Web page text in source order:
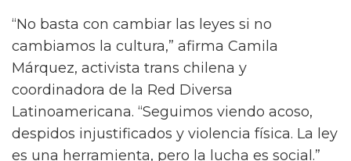
discriminatorias. En ambos países, tribunales
han avalado restricciones a la adopción por
parejas del mismo sexo y se han multiplicado
las políticas públicas contra la comunidad.
3. Voces desde la trinchera: testimonios de
activistas e inclusión social